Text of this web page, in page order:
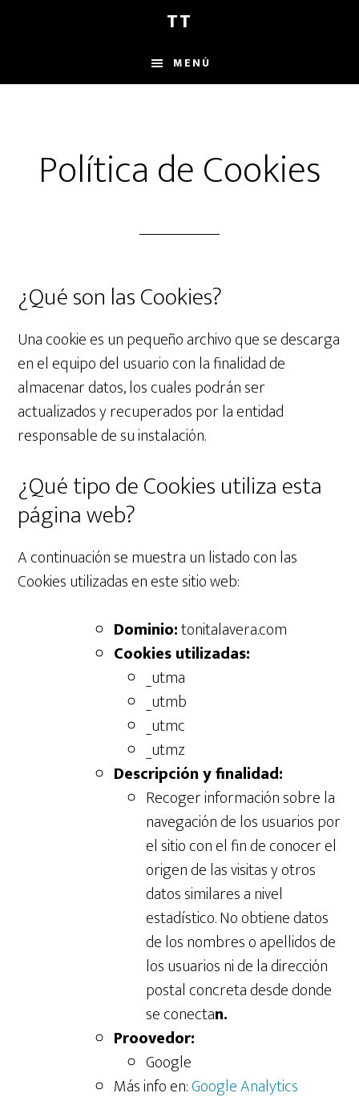
principal
barra
de
TT
MENÚ
Política de Cookies
¿Qué son las Cookies?
Una cookie es un pequeño archivo que se descarga
en el equipo del usuario con la finalidad de
almacenar datos, los cuales podrán ser
actualizados y recuperados por la entidad
responsable de su instalación.
¿Qué tipo de Cookies utiliza esta
página web?
A continuación se muestra un listado con las
Cookies utilizadas en este sitio web:
Dominio:tonitalavera.com
Cookies utilizadas:
_utma
_utmb
_utmc
_utmz
Descripción y finalidad:
Recoger información sobre la
navegación de los usuarios por
el sitio con el fin de conocer el
origen de las visitas y otros
datos similares a nivel
estadístico. No obtiene datos
de los nombres o apellidos de
los usuarios ni de la dirección
postal concreta desde donde
se conectan.
Proovedor:
Google
Más info en:Google Analytics